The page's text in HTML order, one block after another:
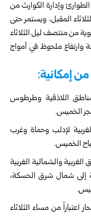
الطوارئ وإدارة الكوارث من
المقبل، ويستمر حتى
من منتصف ليل الثلاثاء
ملحوظ في أمواج
إمكانية:
اللاذقية وطرطوس
فجر الخميس.
لإدلب وحماة وغرب
الخميس.
والشمالية الغربية
شمال شرق الحسكة،
اعتباراً من مساء الثلاثاء